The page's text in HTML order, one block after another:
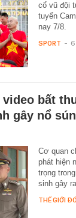
cổ vũ đội
tuyển
nay 7/8.
SPORT -
video bất
gây nổ
Cơ quan
phát hiện
trọng
sinh gây
THẾ GIỚI